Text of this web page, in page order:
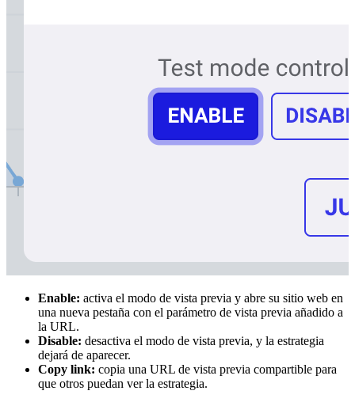
Enable: activa el modo de vista previa y abre su sitio web en
una nueva pestaña con el parámetro de vista previa añadido a
la URL.
Disable: desactiva el modo de vista previa, y la estrategia
dejará de aparecer.
Copy link: copia una URL de vista previa compartible para
que otros puedan ver la estrategia.